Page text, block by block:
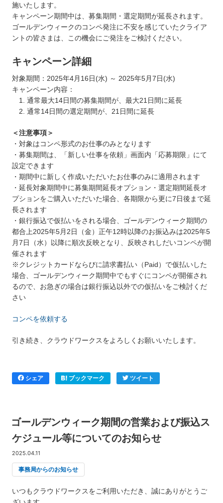
施いたします。
キャンペーン期間中は、募集期間・選定期間が延長されます。
ゴールデンウィークのコンペ発注に不安を感じていたクライア
ントの皆さまは、この機会にご発注をご検討ください。
キャンペーン詳細
対象期間：2025年4月16日(水) ～ 2025年5月7日(水)
キャンペーン内容：
1. 通常最大14日間の募集期間が、最大21日間に延長
2. 通常14日間の選定期間が、21日間に延長
＜注意事項＞
・対象はコンペ形式のお仕事のみとなります
・募集期間は、「新しい仕事を依頼」画面内「応募期限」にて
設定できます
・期間中に新しく作成いただいたお仕事のみに適用されます
・延長対象期間中に募集期間延長オプション・選定期間延長オ
プションをご購入いただいた場合、各期限から更に7日後まで延
長されます
・銀行振込で仮払いをされる場合、ゴールデンウィーク期間の
都合上2025年5月2日（金）正午12時以降のお振込みは2025年5
月7日（水）以降に順次反映となり、反映されしだいコンペが開
催されます
※クレジットカードならびに請求書払い（Paid）で仮払いした
場合、ゴールデンウィーク期間中でもすぐにコンペが開催され
るので、お急ぎの場合は銀行振込以外での仮払いをご検討くだ
さい
コンペを依頼する
引き続き、クラウドワークスをよろしくお願いいたします。
シェア ブックマーク ツイート
ゴールデンウィーク期間の営業および振込ス
ケジュール等についてのお知らせ
2025.04.11
事務局からのお知らせ
いつもクラウドワークスをご利用いただき、誠にありがとうご